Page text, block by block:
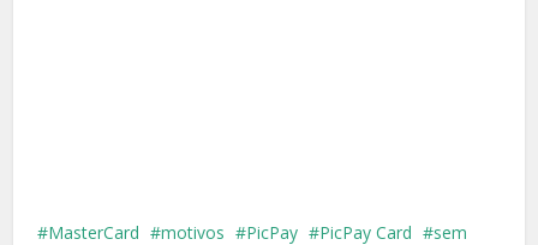
MasterCard motivos PicPay PicPay Card
sem